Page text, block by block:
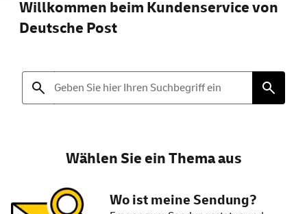
Willkommen beim Kundenservice von
Deutsche Post
Deutsche Post – Hilfe &
Wählen Sie ein Thema aus
Wo ist meine Sendung?